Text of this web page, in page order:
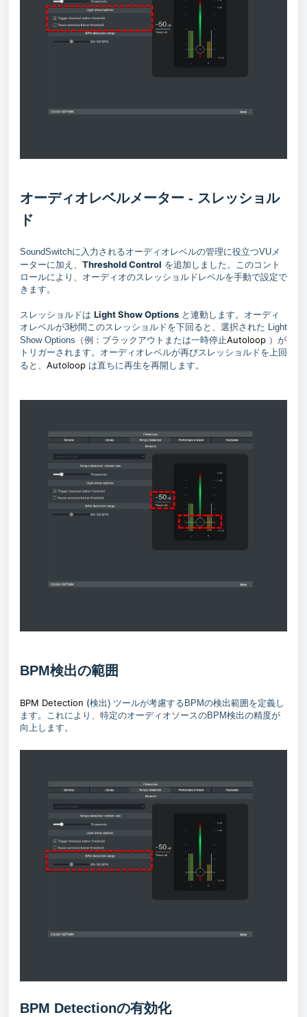
オーディオレベルメーター - スレッショル
ド
SoundSwitchに入力されるオーディオレベルの管理に役立つVUメ
ーターに加え、 Threshold Control を追加しました。このコント
ロールにより、オーディオのスレッショルドレベルを手動で設定で
きます。
スレッショルドは Light Show Options と連動します。オーディ
オレベルが3秒間このスレッショルドを下回ると、選択された Light
Show Options（例：ブラックアウトまたは一時停止Autoloop ）が
トリガーされます。オーディオレベルが再びスレッショルドを上回
ると、 Autoloop は直ちに再生を再開します。
BPM検出の範囲
BPM Detection (検出) ツールが考慮するBPMの検出範囲を定義し
ます。これにより、特定のオーディオソースのBPM検出の精度が
向上します。
BPM Detectionの有効化